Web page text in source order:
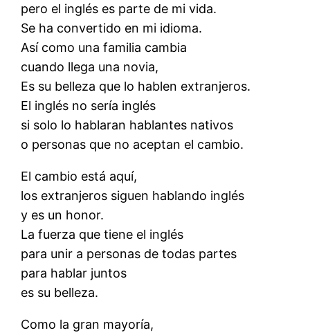
pero el inglés es parte de mi vida.
Se ha convertido en mi idioma.
Así como una familia cambia
cuando llega una novia,
Es su belleza que lo hablen extranjeros.
El inglés no sería inglés
si solo lo hablaran hablantes nativos
o personas que no aceptan el cambio.
El cambio está aquí,
los extranjeros siguen hablando inglés
y es un honor.
La fuerza que tiene el inglés
para unir a personas de todas partes
para hablar juntos
es su belleza.
Como la gran mayoría,